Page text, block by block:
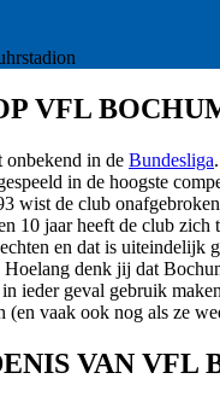
VFL
in de Bundesliga
in de hoogste
wist de club
10 jaar heeft de club zich
en dat is uiteindelijk
Hoelang denk jij dat
ieder geval gebruik
(en vaak ook nog als ze
VAN VFL